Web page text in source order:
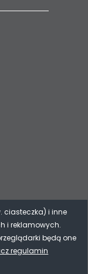
ciasteczka) i inne
i reklamowych.
będą one
regulamin